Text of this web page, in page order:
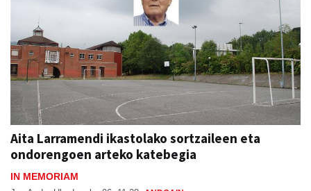
Aita Larramendi ikastolako sortzaileen eta
ondorengoen arteko katebegia
IN MEMORIAM